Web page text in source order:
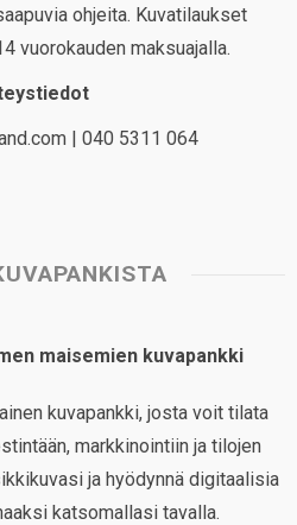
ohjeita. Kuvatilaukset
vuorokauden maksuajalla.
| 040 5311 064
maisemien kuvapankki
kuvapankki, josta voit tilata
markkinointiin ja tilojen
ja hyödynnä digitaalisia
katsomallasi tavalla.